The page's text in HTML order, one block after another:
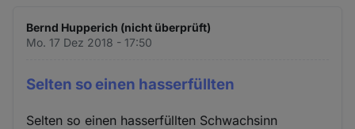
Bernd Hupperich (nicht überprüft)
Mo. 17 Dez 2018 - 17:50
Selten so einen hasserfüllten
Selten so einen hasserfüllten Schwachsinn